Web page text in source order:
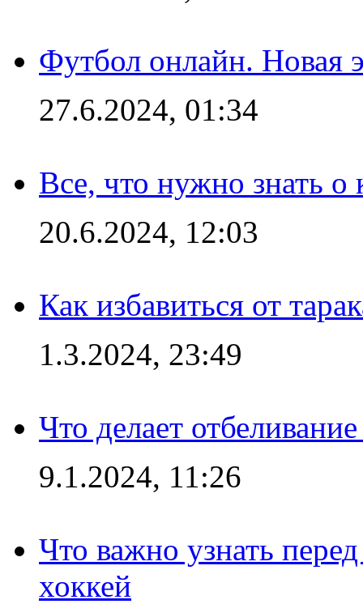
Футбол онлайн. Новая
27.6.2024, 01:34
Все, что нужно знать о
20.6.2024, 12:03
Как избавиться от
1.3.2024, 23:49
Что делает
9.1.2024, 11:26
Что важно узнать
хоккей